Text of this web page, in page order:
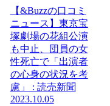
【&Buzzの口コミ
ニュース】東京宝
塚劇場の花組公演
も中止、団員の女
性死亡で「出演者
の心身の状況を考
慮」 : 読売新聞
2023.10.05